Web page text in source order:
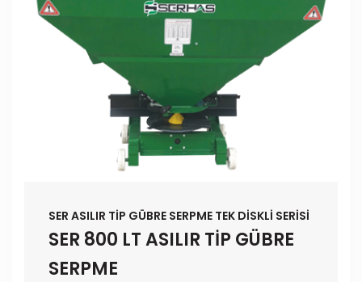
SER ASILIR TİP GÜBRE SERPME TEK DİSKLİ SERİSİ
SER 800 LT ASILIR TİP GÜBRE
SERPME